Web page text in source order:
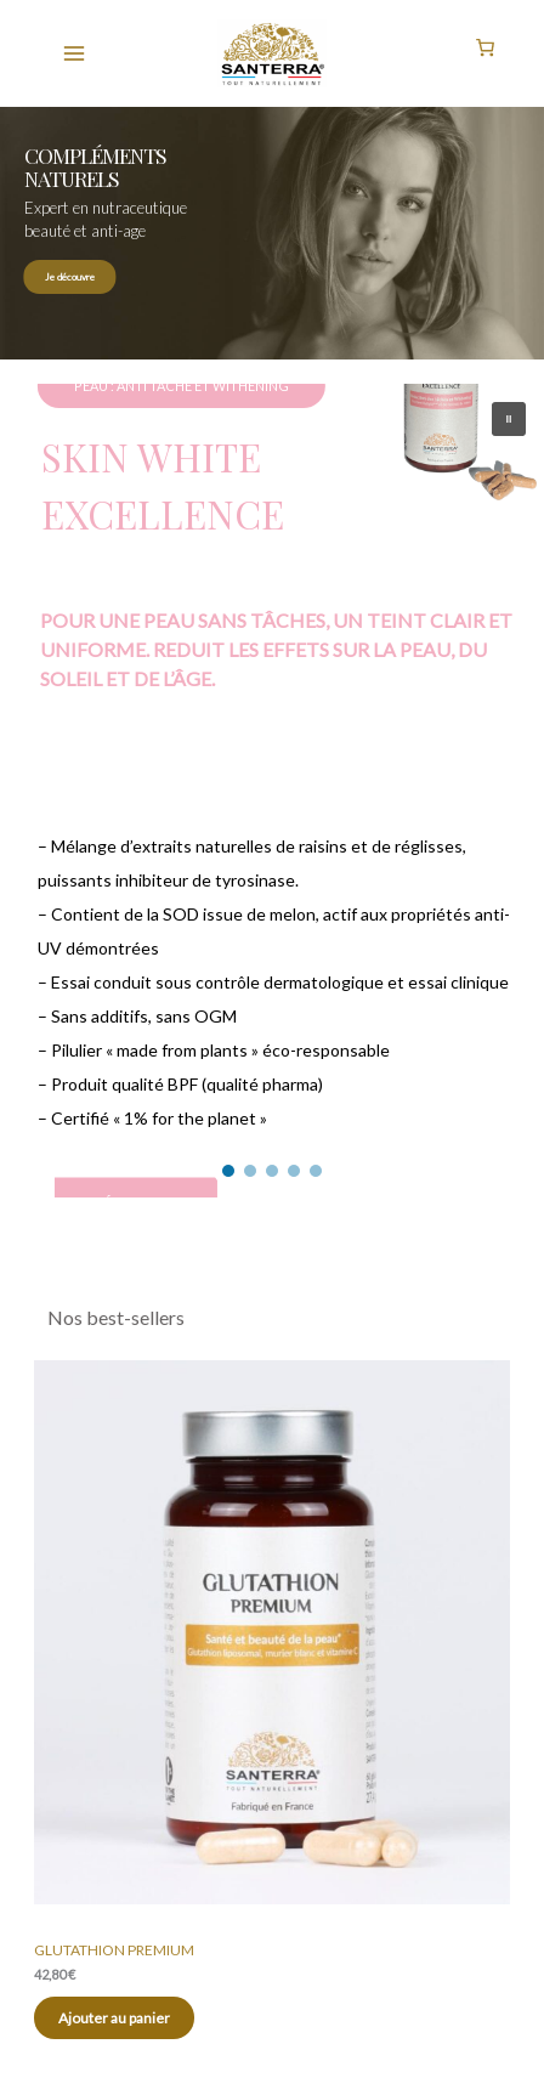
COMPLÉMENTS
NATURELS
Expert en nutraceutique
beauté et anti-age
Je découvre
– Mélange d’extraits naturelles de raisins et de réglisses,
puissants inhibiteur de tyrosinase.
– Contient de la SOD issue de melon, actif aux propriétés anti-
UV démontrées
– Essai conduit sous contrôle dermatologique et essai clinique
– Sans additifs, sans OGM
– Pilulier « made from plants » éco-responsable
– Produit qualité BPF (qualité pharma)
– Certifié « 1% for the planet »
DÉCOUVIR
PEAU : ANTI TÂCHE ET WITHENING
SKIN WHITE
EXCELLENCE
POUR UNE PEAU SANS TÂCHES, UN TEINT CLAIR ET
UNIFORME. REDUIT LES EFFETS SUR LA PEAU, DU
SOLEIL ET DE L’ÂGE.
Nos best-sellers
GLUTATHION PREMIUM
42,80€
Ajouter au panier